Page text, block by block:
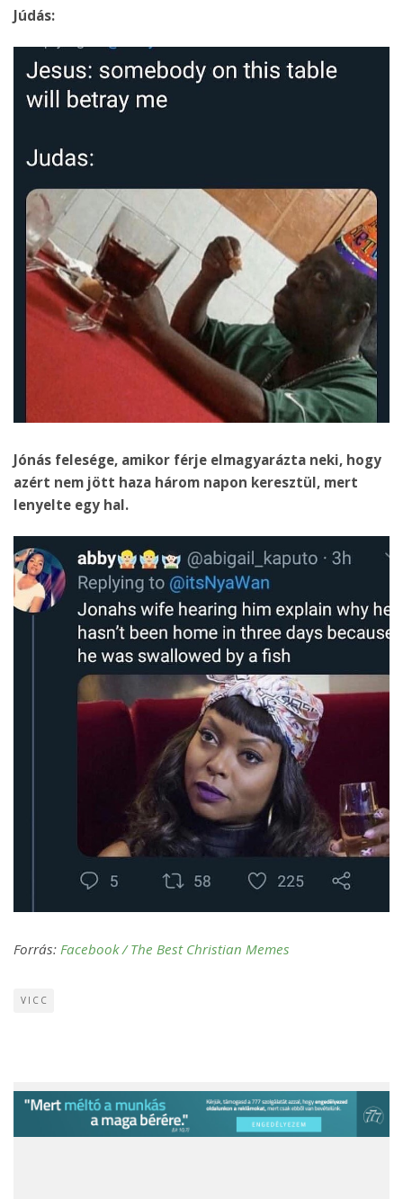
Júdás:
Jónás felesége, amikor férje elmagyarázta neki, hogy
azért nem jött haza három napon keresztül, mert
lenyelte egy hal.
Forrás: Facebook / The Best Christian Memes
VICC